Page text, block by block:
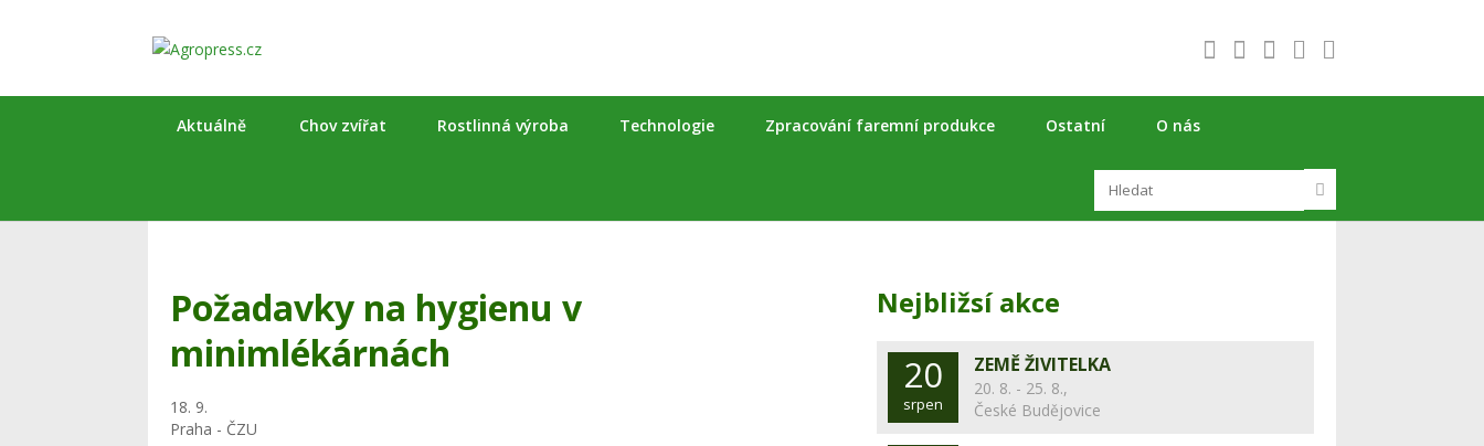
Aktuálně Chov zvířat Rostlinná výroba Technologie Zpracování faremní produkce Ostatní O nás
Požadavky na hygienu v
minimlékárnách
18. 9.
Praha - ČZU
Nejbližsí akce
20
srpen
ZEMĚ ŽIVITELKA
20. 8. - 25. 8.,
České Budějovice